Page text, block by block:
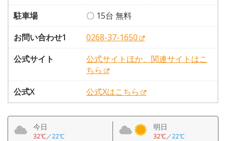
駐車場
〇 15台 無料
お問い合わせ1
0268-37-1650
公式サイト
公式サイトほか、関連サイトはこ
ちら
公式X
公式Xはこちら
今日
32℃／22℃
明日
32℃／22℃